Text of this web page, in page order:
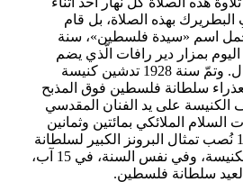
البطريرك بهذه الصلاة، بل قام
اسم «سيدة فلسطين»، سنة
اليوم بمزار دير رافات الّذي يضم
أيضًا ديرًا وميتمًا للأطفال. وتمّ سنة 1928 تدشين كنيسة
سلطانة فلسطين فوق المذبح
الكنيسة على يد الفنان المقدسي
الملائكي بمائتين وثمانين
لغة مختلفة. وسنة 1929 نُصب تمثال البرونز الكبير لسلطانة
فلسطين فوق واجهة الكنيسة، وفي نفس السنة، في 15 آب،
سلطانة فلسطين.